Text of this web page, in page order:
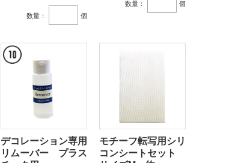
数量： 個
数量： 個
デコレーション専用
リムーバー プラス
モチーフ転写用シリ
コンシートセット